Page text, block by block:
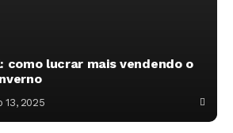
como lucrar mais vendendo o
13, 2025